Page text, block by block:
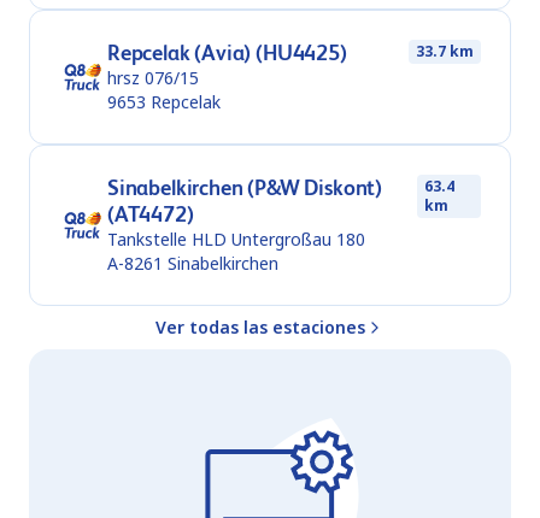
Repcelak (Avia) (HU4425) 33.7 km
hrsz 076/15
9653 Repcelak
Sinabelkirchen (P&W Diskont)
(AT4472)
63.4
km
Tankstelle HLD Untergroßau 180
A-8261 Sinabelkirchen
Ver todas las estaciones